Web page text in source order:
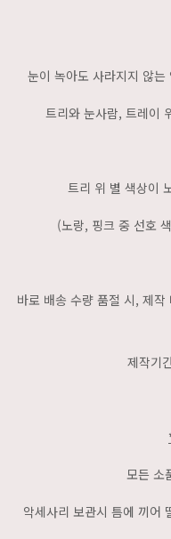
눈이 녹아도 사라지지 않
트리와 눈사람, 트레이
트리 위 별 색상이
(노랑, 핑크 중 선호
바로 배송 수량 품절 시, 제
제작기
모든 소
악세사리 보관시 틈에 끼어